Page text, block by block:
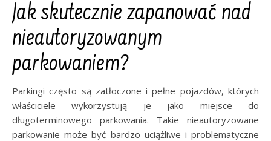
Jak skutecznie zapanować nad
nieautoryzowanym
parkowaniem?
Parkingi często są zatłoczone i pełne pojazdów, których
właściciele wykorzystują je jako miejsce do
długoterminowego parkowania. Takie nieautoryzowane
parkowanie może być bardzo uciążliwe i problematyczne